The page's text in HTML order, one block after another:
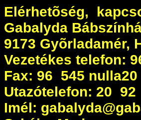
Elérhetõség,
Gabalyda
9173 Gyõrladamér,
Vezetékes telefon:
Fax: 96 545 nulla20
Utazótelefon: 20
Imél: